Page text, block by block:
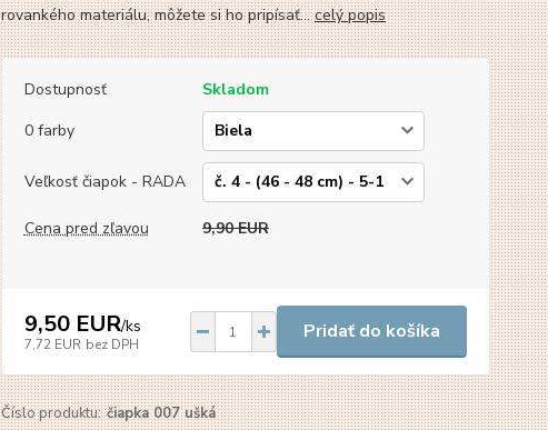
rovankého materiálu, môžete si ho pripísať...celý popis
Dostupnosť
Skladom
0 farby
Veľkosť čiapok - RADA
Cena pred zľavou 9,90 EUR
9,50 EUR/ks
7,72 EUR bez DPH
Pridať do košíka
Číslo produktu: čiapka 007 ušká